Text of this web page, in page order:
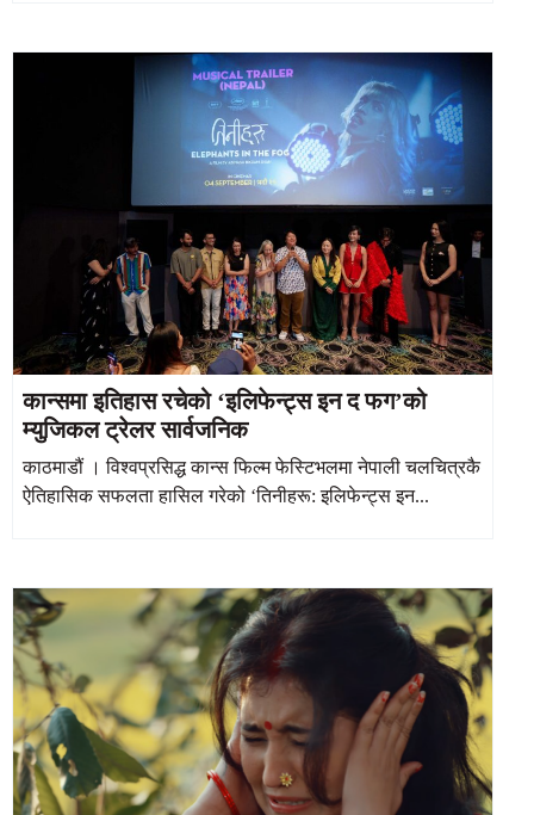
कान्समा इतिहास रचेको ‘इलिफेन्ट्स इन द फग’को
म्युजिकल ट्रेलर सार्वजनिक
काठमाडौं । विश्वप्रसिद्ध कान्स फिल्म फेस्टिभलमा नेपाली चलचित्रकै
ऐतिहासिक सफलता हासिल गरेको ‘तिनीहरू: इलिफेन्ट्स इन...